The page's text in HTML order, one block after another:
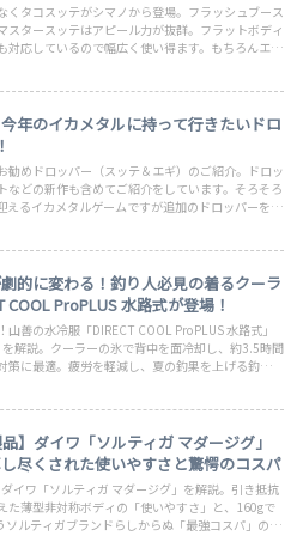
くタコスッテがシマノから登場。フラッシュブース
スタースッテはアピール力が抜群。フラットボディ
対応しているので幅広く使い得ます。もちろんエギ
今年のイカメタルに持って行きたいドロ
勧めドロッパー（スッテ＆エギ）のご紹介。ドロッ
などの新作も含めてご紹介をしています。そろそろ
えるイカメタルゲームですが追加のドロッパーをお
的に変わる！釣り人必見の着るクーラ
COOL ProPLUS 水路式が登場！
山善の水冷服「DIRECT COOL ProPLUS 水路式」
解説。クーラーの氷で背中を面冷却し、約3.5時間
策に最適。疲労を軽減し、夏の釣果を上げる釣り人
品】ダイワ「ソルティガ マダージグ」
尽くされた使いやすさと驚愕のコスパ
イワ「ソルティガ マダージグ」を解説。引き抵抗
た薄型非対称ボディの「使いやすさ」と、160gで
ソルティガブランドらしからぬ「最強コスパ」の秘